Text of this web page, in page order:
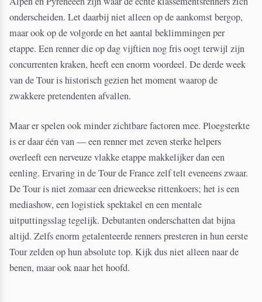
onderscheiden. Let daarbij niet alleen op de aankomst bergop,
maar ook op de volgorde en het aantal beklimmingen per
etappe. Een renner die op dag vijftien nog fris oogt terwijl zijn
concurrenten kraken, heeft een enorm voordeel. De derde week
van de Tour is historisch gezien het moment waarop de
zwakkere pretendenten afvallen.
Maar er spelen ook minder zichtbare factoren mee. Ploegsterkte
is er daar één van — een renner met zeven sterke helpers
overleeft een nerveuze vlakke etappe makkelijker dan een
eenling. Ervaring in de Tour de France zelf telt eveneens zwaar.
De Tour is niet zomaar een drieweekse rittenkoers; het is een
mediashow, een logistiek spektakel en een mentale
uitputtingsslag tegelijk. Debutanten onderschatten dat bijna
altijd. Zelfs enorm getalenteerde renners presteren in hun eerste
Tour zelden op hun absolute top. Kijk dus niet alleen naar de
benen, maar ook naar het hoofd.